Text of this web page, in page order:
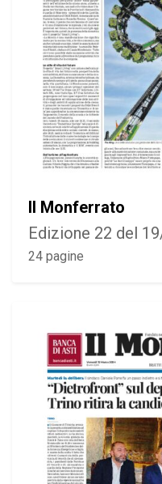
Il Monferrato
Edizione 22 del
24 pagine